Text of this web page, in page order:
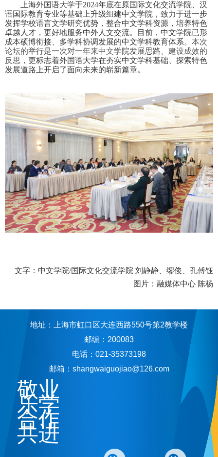
上海外国语大学于2024年底在原国际文化交流学院、汉
语国际教育专业等基础上升级组建中文学院，致力于进一步
发挥学校语言文学研究优势，整合中文学科资源，培养特色
卓越人才，更好地服务中外人文交流。目前，中文学院已形
成本硕博衔接、多学科协调发展的中文学科教育体系。 本次
论坛的举行是一次对一年来中文学院发展思路、建设成效的
反思， 更标志着外国语大学在夯实中文学科基础、探索特色
发展道路上开启了面向未来的崭新篇章。
文字：中文学院/国际文化交流学院 刘静静、缪俊、孔傅钰
图片：融媒体中心 陈杨
地址：上海市虹口区大连西路550号第2教学楼
邮编：200083
电话：021-35373198
邮箱：shangwaiguojiao@126.com
敬业
乐学
合作
共进